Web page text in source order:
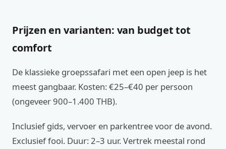
Prijzen en varianten: van budget tot
comfort
De klassieke groepssafari met een open jeep is het
meest gangbaar. Kosten: €25–€40 per persoon
(ongeveer 900–1.400 THB).
Inclusief gids, vervoer en parkentree voor de avond.
Exclusief fooi. Duur: 2–3 uur. Vertrek meestal rond